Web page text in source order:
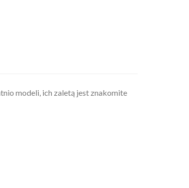
modeli, ich zaletą jest znakomite